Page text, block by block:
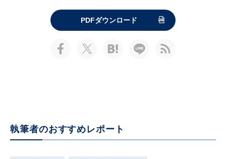
PDFダウンロード
執筆者のおすすめレポート